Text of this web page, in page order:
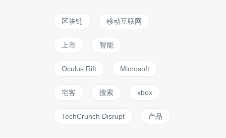
区块链 移动互联网
上市 智能
Oculus Rift Microsoft
宅客 搜索 xbox
TechCrunch Disrupt 产品